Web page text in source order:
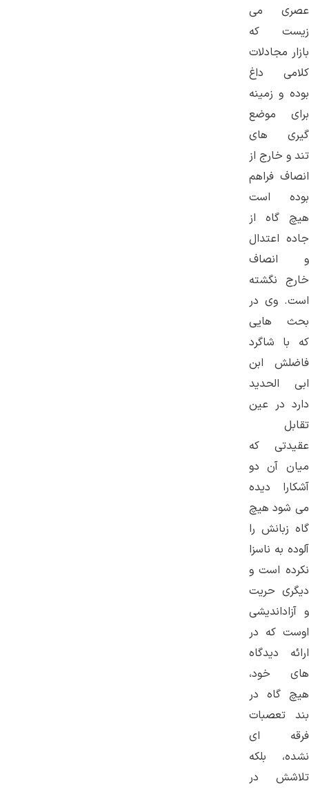
عصری می
زیست که
بازار مجادلات
کلامی داغ
بوده و زمینه
برای موضع
گیری های
تند و خارج از
انصاف فراهم
بوده است
هیچ گاه از
جاده اعتدال
و انصاف
خارج نگشته
است. وی در
بحث هایی
که با شاگرد
فاضلش ابن
ابی الحدید
دارد در عین
تقابل
عقیدتی که
میان آن دو
آشکارا دیده
می شود هیچ
گاه زبانش را
آلوده به ناسزا
نکرده است و
دیگری حریت
و آزاداندیشی
اوست که در
ارائه دیدگاه
های خود،
هیچ گاه در
بند تعصبات
فرقه ای
نشده، بلکه
تلاشش در